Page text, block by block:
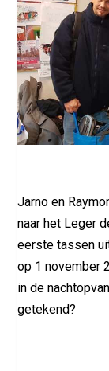
Jarno en
naar het Leger
eerste tassen
op 1 november
in de
getekend?